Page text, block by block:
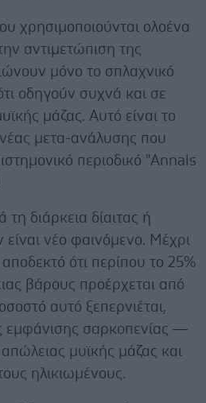
χρησιμοποιούνται ολοένα
αντιμετώπιση της
μόνο το σπλαχνικό
οδηγούν συχνά και σε
μάζας. Αυτό είναι το
μετα-ανάλυσης που
περιοδικό "Annals
διάρκεια δίαιτας ή
νέο φαινόμενο. Μέχρι
ότι περίπου το 25%
βάρους προέρχεται από
αυτό ξεπερνιέται,
εμφάνισης σαρκοπενίας —
μυϊκής μάζας και
ηλικιωμένους.